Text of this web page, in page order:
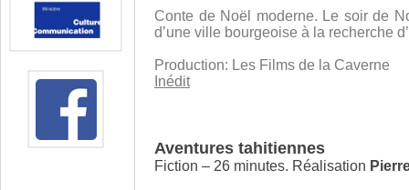
Conte de Noël moderne. Le soir de
d’une ville bourgeoise à la recherche
Production: Les Films de la Caverne
Inédit
Aventures tahitiennes
Fiction – 26 minutes. Réalisation